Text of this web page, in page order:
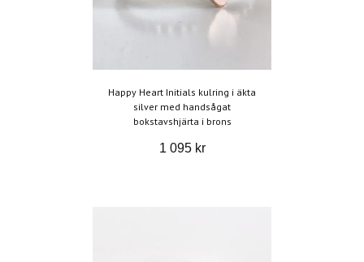
Happy Heart Initials kulring i äkta
silver med handsågat
bokstavshjärta i brons
1 095 kr